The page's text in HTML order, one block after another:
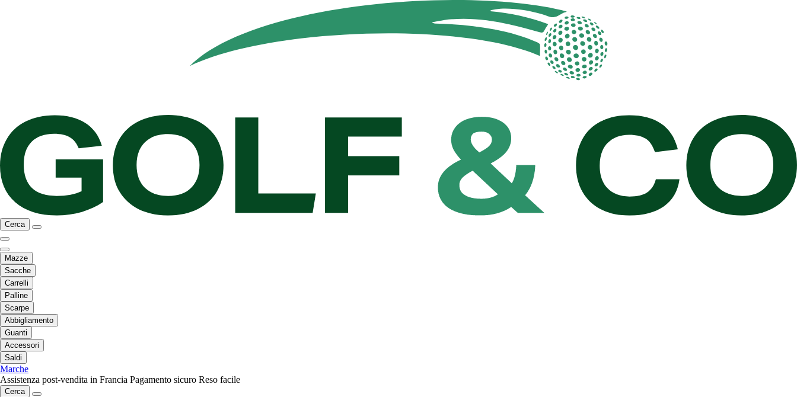
Cerca
Mazze
Sacche
Carrelli
Palline
Scarpe
Abbigliamento
Guanti
Accessori
Saldi
Marche
Assistenza post-vendita in Francia Pagamento sicuro Reso facile
Cerca